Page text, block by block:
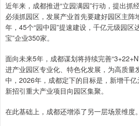
近年来，成都推进“立园满园”行动，提出抓
必须抓园区，发展产业首先要建好园区主阵
年，45个“园中园”提速建设，千亿元级园区
宝”企业350家。
面向未来5年，成都谋划将持续完善
进产业园区专业化、特色化发展，为高质量
中，2026年，成都定下的目标是，新增千
新招引重大产业项目向园区集聚。
在此基础上，成都还增添了另一层场景维度。